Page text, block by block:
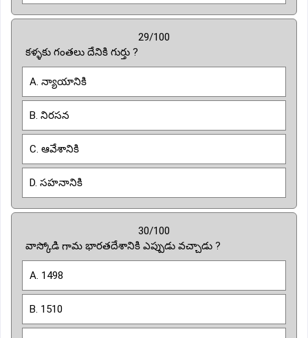
29/100
కళ్ళకు గంతలు దేనికి గుర్తు ?
A. న్యాయానికి
B. నిరసన
C. ఆవేశానికి
D. సహనానికి
30/100
వాస్కోడి గామ భారతదేశానికి ఎప్పుడు వచ్చాడు ?
A. 1498
B. 1510